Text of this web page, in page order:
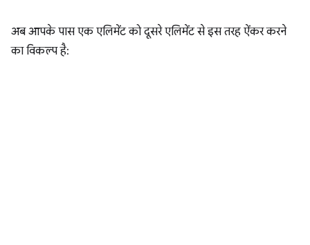
अब आपके पास एक एलिमेंट को दूसरे एलिमेंट से इस तरह ऐंकर करने
का विकल्प है: